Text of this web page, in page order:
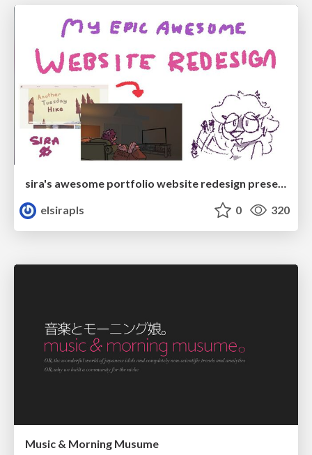
sira's awesome portfolio website redesign presentation
elsirapls
0 320
Music & Morning Musume